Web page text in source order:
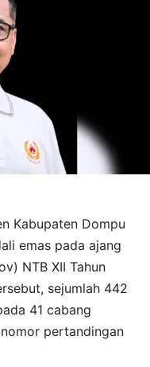
Kabupaten Dompu
emas pada ajang
NTB XII Tahun
sejumlah 442
41 cabang
pertandingan